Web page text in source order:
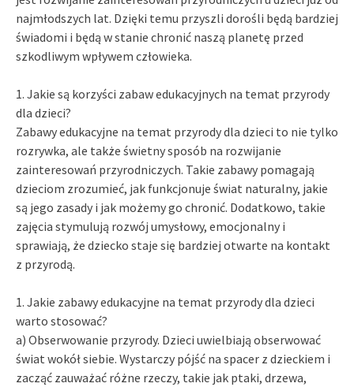
najmłodszych lat. Dzięki temu przyszli dorośli będą bardziej
świadomi i będą w stanie chronić naszą planetę przed
szkodliwym wpływem człowieka.
1. Jakie są korzyści zabaw edukacyjnych na temat przyrody
dla dzieci?
Zabawy edukacyjne na temat przyrody dla dzieci to nie tylko
rozrywka, ale także świetny sposób na rozwijanie
zainteresowań przyrodniczych. Takie zabawy pomagają
dzieciom zrozumieć, jak funkcjonuje świat naturalny, jakie
są jego zasady i jak możemy go chronić. Dodatkowo, takie
zajęcia stymulują rozwój umysłowy, emocjonalny i
sprawiają, że dziecko staje się bardziej otwarte na kontakt
z przyrodą.
1. Jakie zabawy edukacyjne na temat przyrody dla dzieci
warto stosować?
a) Obserwowanie przyrody. Dzieci uwielbiają obserwować
świat wokół siebie. Wystarczy pójść na spacer z dzieckiem i
zacząć zauważać różne rzeczy, takie jak ptaki, drzewa,